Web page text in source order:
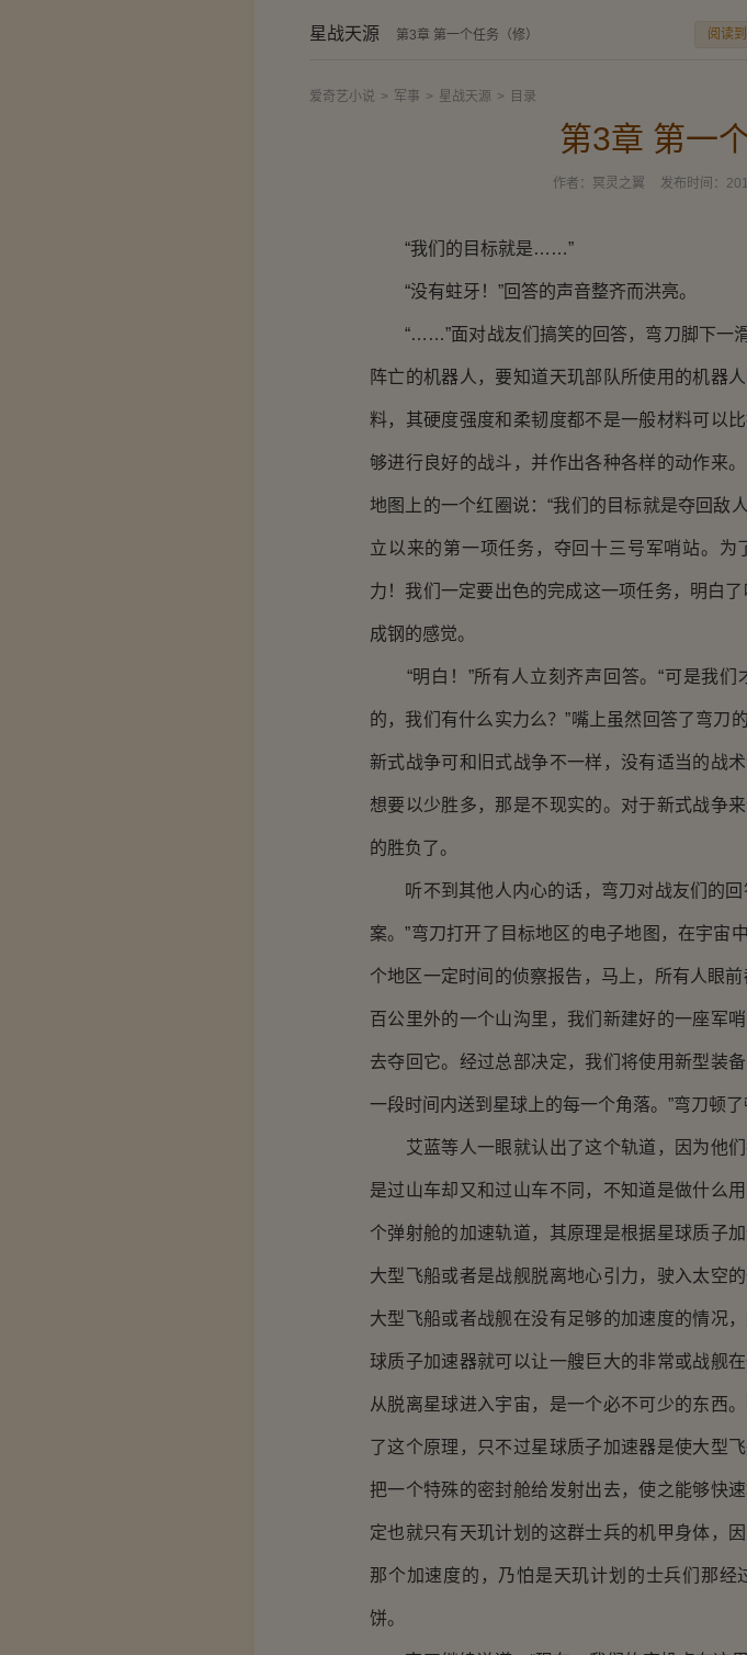
星战天源 第3章 第一个任务（修） 阅读
爱奇艺小说 > 军事 > 星战天源 > 目录
第3章 第一
作者： 冥灵之翼 发布时间：
“我们的目标就是……”
“没有蛀牙！”回答的声音整齐而洪亮。
“……”面对战友们搞笑的回答，弯刀脚下一滑
阵亡的机器人，要知道天玑部队所使用的机器
料，其硬度强度和柔韧度都不是一般材料可以
够进行良好的战斗，并作出各种各样的动作来
地图上的一个红圈说：“我们的目标就是夺回敌
立以来的第一项任务，夺回十三号军哨站。
力！我们一定要出色的完成这一项任务，明白
成钢的感觉。
“明白！”所有人立刻齐声回答。“可是我
的，我们有什么实力么？”嘴上虽然回答了弯刀
新式战争可和旧式战争不一样，没有适当的战
想要以少胜多，那是不现实的。对于新式战争
的胜负了。
听不到其他人内心的话，弯刀对战友们的回
案。”弯刀打开了目标地区的电子地图，在宇宙
个地区一定时间的侦察报告，马上，所有人眼
百公里外的一个山沟里，我们新建好的一座军
去夺回它。经过总部决定，我们将使用新型装
一段时间内送到星球上的每一个角落。”弯刀顿
艾蓝等人一眼就认出了这个轨道，因为他们
是过山车却又和过山车不同，不知道是做什么
个弹射舱的加速轨道，其原理是根据星球质子
大型飞船或者是战舰脱离地心引力，驶入太空
大型飞船或者战舰在没有足够的加速度的情况
球质子加速器就可以让一艘巨大的非常或战舰
从脱离星球进入宇宙，是一个必不可少的东西
了这个原理，只不过星球质子加速器是使大型
把一个特殊的密封舱给发射出去，使之能够快
定也就只有天玑计划的这群士兵的机甲身体，
那个加速度的，乃怕是天玑计划的士兵们那
饼。